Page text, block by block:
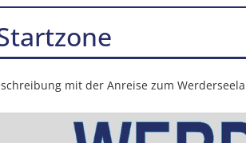
mit der Anreise zum